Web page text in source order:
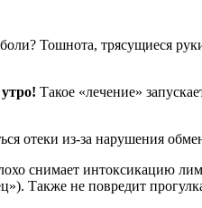
Тошнота, трясущиеся
Такое «лечение»
отеки из-за нарушения
снимает интоксикацию
Также не повредит